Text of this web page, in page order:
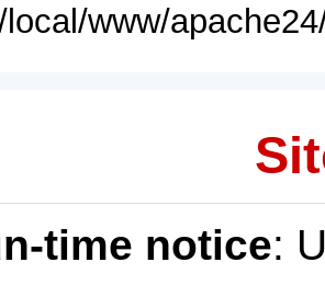
www/
time notice: